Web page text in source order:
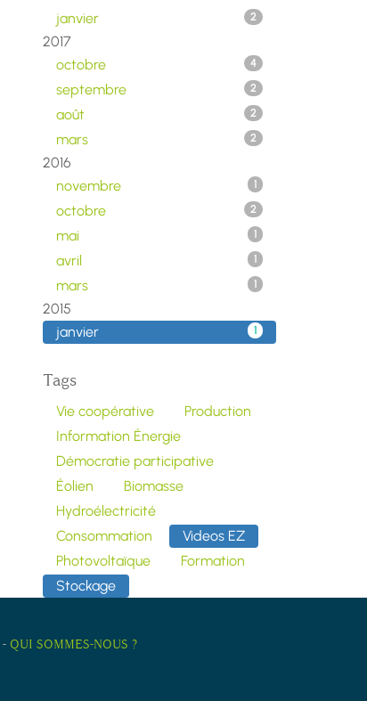
janvier 2
2017
octobre
4
septembre 2
août 2
mars 2
2016
novembre
1
octobre 2
mai 1
avril 1
mars 1
2015
janvier
1
Tags
Vie coopérative
Production
Information Énergie
Démocratie participative
Éolien
Biomasse
Hydroélectricité
Consommation
Videos EZ
Photovoltaïque
Formation
Stockage
- QUI SOMMES-NOUS ?